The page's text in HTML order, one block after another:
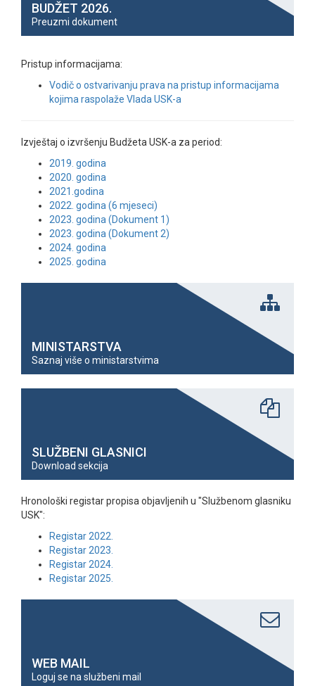
BUDŽET 2026.
Preuzmi dokument
Pristup informacijama:
Vodič o ostvarivanju prava na pristup informacijama
kojima raspolaže Vlada USK-a
Izvještaj o izvršenju Budžeta USK-a za period:
2019. godina
2020. godina
2021.godina
2022. godina (6 mjeseci)
2023. godina (Dokument 1)
2023. godina (Dokument 2)
2024. godina
2025. godina
MINISTARSTVA
Saznaj više o ministarstvima
SLUŽBENI GLASNICI
Download sekcija
Hronološki registar propisa objavljenih u "Službenom glasniku
USK":
Registar 2022.
Registar 2023.
Registar 2024.
Registar 2025.
WEB MAIL
Loguj se na službeni mail